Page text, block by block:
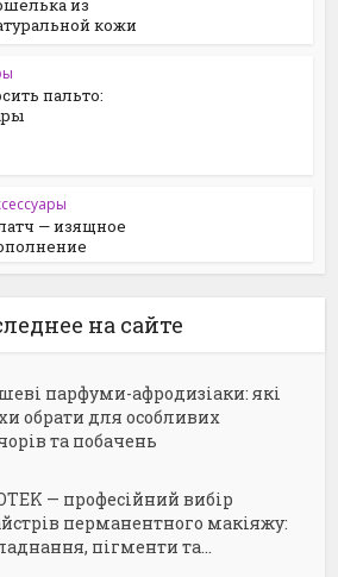
из
кожи
пальто:
— изящное
на сайте
парфуми-афродизіаки: які
обрати для особливих
та побачень
— професійний вибір
перманентного макіяжу:
пігменти та...